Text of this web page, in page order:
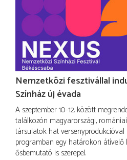
Nemzetközi fesztivállal
Színház új évada
A szeptember 10–12. között
találkozón magyarországi,
társulatok hat
programban egy határokon
ősbemutató is szerepel.